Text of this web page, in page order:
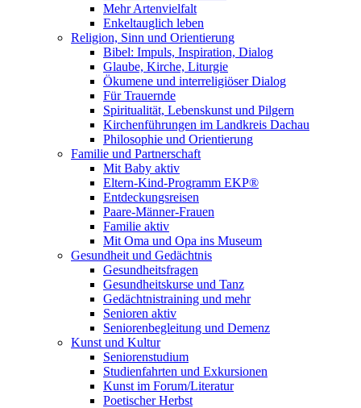
Mehr Artenvielfalt
Enkeltauglich leben
Religion, Sinn und Orientierung
Bibel: Impuls, Inspiration, Dialog
Glaube, Kirche, Liturgie
Ökumene und interreligiöser Dialog
Für Trauernde
Spiritualität, Lebenskunst und Pilgern
Kirchenführungen im Landkreis Dachau
Philosophie und Orientierung
Familie und Partnerschaft
Mit Baby aktiv
Eltern-Kind-Programm EKP®
Entdeckungsreisen
Paare-Männer-Frauen
Familie aktiv
Mit Oma und Opa ins Museum
Gesundheit und Gedächtnis
Gesundheitsfragen
Gesundheitskurse und Tanz
Gedächtnistraining und mehr
Senioren aktiv
Seniorenbegleitung und Demenz
Kunst und Kultur
Seniorenstudium
Studienfahrten und Exkursionen
Kunst im Forum/Literatur
Poetischer Herbst